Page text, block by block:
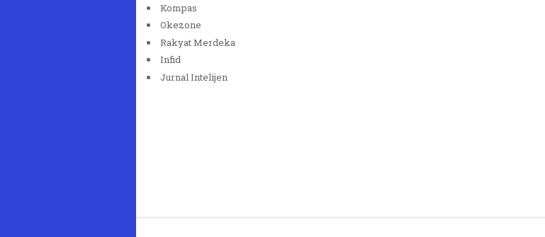
Kompas
Okezone
Rakyat Merdeka
Infid
Jurnal Intelijen